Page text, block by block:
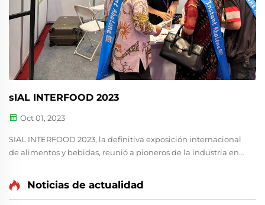
sIAL INTERFOOD 2023
Oct 01, 2023
SIAL INTERFOOD 2023, la definitiva exposición internacional
de alimentos y bebidas, reunió a pioneros de la industria en
noviembre de 2023. Como el centro alimentario de más
rápido crecimiento en el sudeste asiático, este evento
Noticias de actualidad